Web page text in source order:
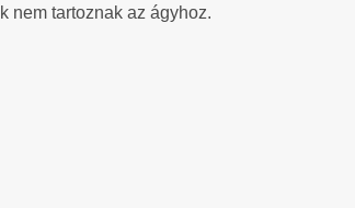
nem tartoznak az ágyhoz.